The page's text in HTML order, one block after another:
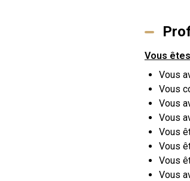
Vous
Vous
Vous
Vous
Vous
Vous
Vous
Vous
Vous